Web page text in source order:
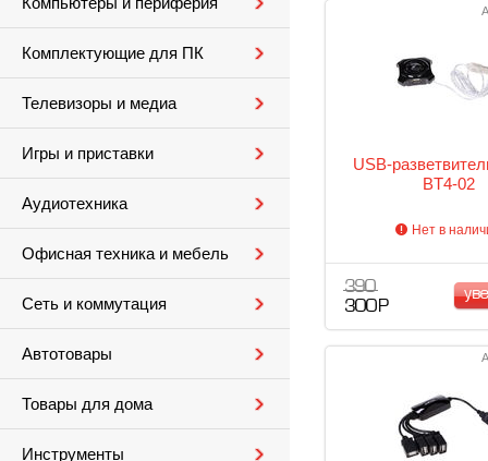
Комплектующие для ПК
Телевизоры и медиа
Игры и приставки
Аудиотехника
Офисная техника и мебель
Сеть и коммутация
Автотовары
Товары для дома
Инструменты
USB-
BT4-02
Нет в
390
300 Р